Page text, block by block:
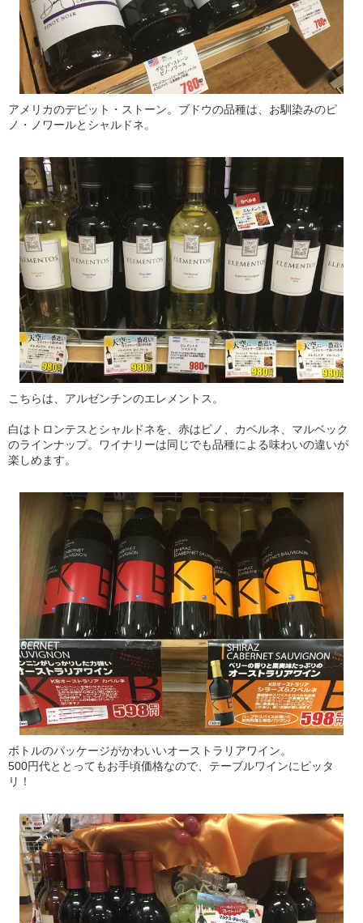
アメリカのデビット・ストーン。ブドウの品種は、お馴染みのピ
ノ・ノワールとシャルドネ。
こちらは、アルゼンチンのエレメントス。
白はトロンテスとシャルドネを、赤はピノ、カベルネ、マルベック
のラインナップ。ワイナリーは同じでも品種による味わいの違いが
楽しめます。
ボトルのパッケージがかわいいオーストラリアワイン。
500円代ととってもお手頃価格なので、テーブルワインにピッタ
リ！